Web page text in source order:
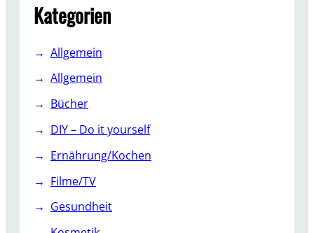
Kategorien
Allgemein
Allgemein
Bücher
DIY – Do it yourself
Ernährung/Kochen
Filme/TV
Gesundheit